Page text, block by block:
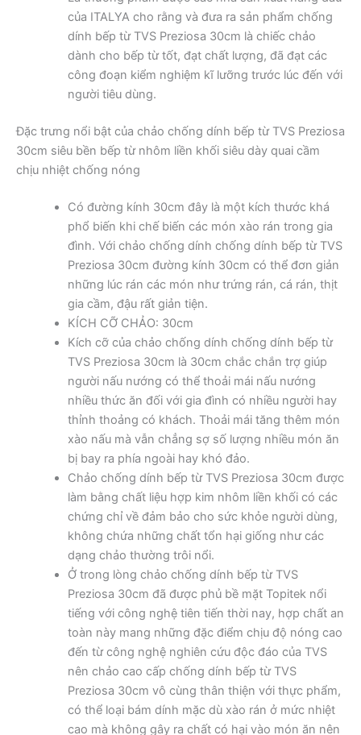
của ITALYA cho rằng và đưa ra sản phẩm chống
dính bếp từ TVS Preziosa 30cm là chiếc chảo
dành cho bếp từ tốt, đạt chất lượng, đã đạt các
công đoạn kiểm nghiệm kĩ lưỡng trước lúc đến với
người tiêu dùng.
Đặc trưng nổi bật của chảo chống dính bếp từ TVS Preziosa
30cm siêu bền bếp từ nhôm liền khối siêu dày quai cầm
chịu nhiệt chống nóng
Có đường kính 30cm đây là một kích thước khá
phổ biến khi chế biến các món xào rán trong gia
đình. Với chảo chống dính chống dính bếp từ TVS
Preziosa 30cm đường kính 30cm có thể đơn giản
những lúc rán các món như trứng rán, cá rán, thịt
gia cầm, đậu rất giản tiện.
KÍCH CỠ CHẢO: 30cm
Kích cỡ của chảo chống dính chống dính bếp từ
TVS Preziosa 30cm là 30cm chắc chắn trợ giúp
người nấu nướng có thể thoải mái nấu nướng
nhiều thức ăn đối với gia đình có nhiều người hay
thỉnh thoảng có khách. Thoải mái tăng thêm món
xào nấu mà vẫn chẳng sợ số lượng nhiều món ăn
bị bay ra phía ngoài hay khó đảo.
Chảo chống dính bếp từ TVS Preziosa 30cm được
làm bằng chất liệu hợp kim nhôm liền khối có các
chứng chỉ về đảm bảo cho sức khỏe người dùng,
không chứa những chất tổn hại giống như các
dạng chảo thường trôi nổi.
Ở trong lòng chảo chống dính bếp từ TVS
Preziosa 30cm đã được phủ bề mặt Topitek nổi
tiếng với công nghệ tiên tiến thời nay, hợp chất an
toàn này mang những đặc điểm chịu độ nóng cao
đến từ công nghệ nghiên cứu độc đáo của TVS
nên chảo cao cấp chống dính bếp từ TVS
Preziosa 30cm vô cùng thân thiện với thực phẩm,
có thể loại bám dính mặc dù xào rán ở mức nhiệt
cao mà không gây ra chất có hại vào món ăn nên